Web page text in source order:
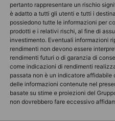
pertanto rappresentare un rischio
è adatto a tutti gli utenti e tutti i
possiedono tutte le informazioni per
prodotti e i relativi rischi, al fine di
investimento. Eventuali informazioni
rendimenti non devono essere
rendimenti futuri o di garanzia di
come indicazioni di rendimenti
passata non è un indicatore
delle informazioni contenute nel
basate su stime e proiezioni del
non dovrebbero fare eccessivo